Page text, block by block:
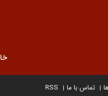
تماس با ما RSS